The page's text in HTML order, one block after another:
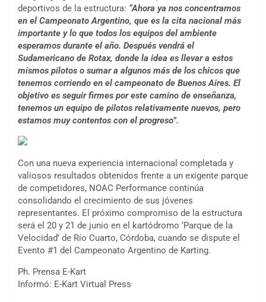
deportivos de la estructura: “Ahora ya nos concentramos
en el Campeonato Argentino, que es la cita nacional más
importante y lo que todos los equipos del ambiente
esperamos durante el año. Después vendrá el
Sudamericano de Rotax, donde la idea es llevar a estos
mismos pilotos o sumar a algunos más de los chicos que
tenemos corriendo en el campeonato de Buenos Aires. El
objetivo es seguir firmes por este camino de enseñanza,
tenemos un equipo de pilotos relativamente nuevos, pero
estamos muy contentos con el progreso”.
Con una nueva experiencia internacional completada y
valiosos resultados obtenidos frente a un exigente parque
de competidores, NOAC Performance continúa
consolidando el crecimiento de sus jóvenes
representantes. El próximo compromiso de la estructura
será el 20 y 21 de junio en el kartódromo ‘Parque de la
Velocidad’ de Río Cuarto, Córdoba, cuando se dispute el
Evento #1 del Campeonato Argentino de Karting.
Ph. Prensa E-Kart
Informó: E-Kart Virtual Press
COBERTURA ESPECIAL DE E-KART.COM.AR